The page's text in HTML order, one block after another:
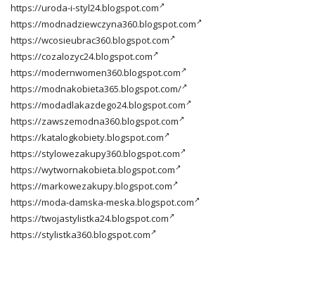
https://uroda-i-styl24.blogspot.com
https://modnadziewczyna360.blogspot.com
https://wcosieubrac360.blogspot.com
https://cozalozyc24.blogspot.com
https://modernwomen360.blogspot.com
https://modnakobieta365.blogspot.com/
https://modadlakazdego24.blogspot.com
https://zawszemodna360.blogspot.com
https://katalogkobiety.blogspot.com
https://stylowezakupy360.blogspot.com
https://wytwornakobieta.blogspot.com
https://markowezakupy.blogspot.com
https://moda-damska-meska.blogspot.com
https://twojastylistka24.blogspot.com
https://stylistka360.blogspot.com